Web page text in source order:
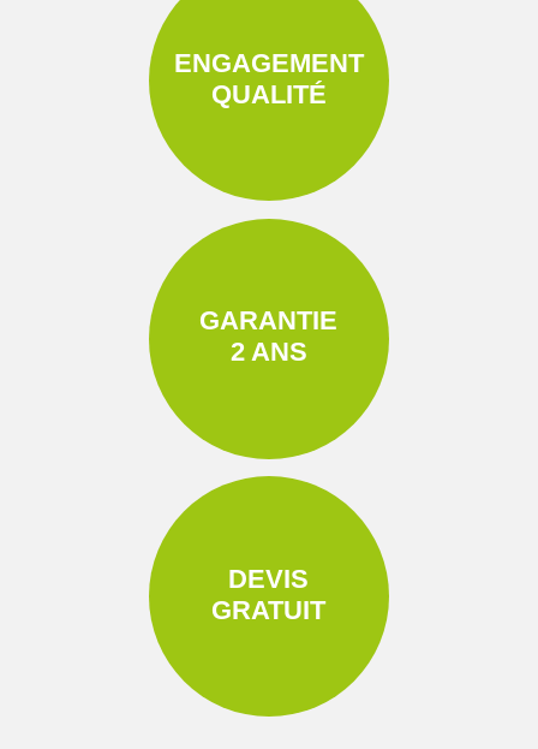
ENGAGEMENT
QUALITÉ
GARANTIE
2 ANS
DEVIS
GRATUIT